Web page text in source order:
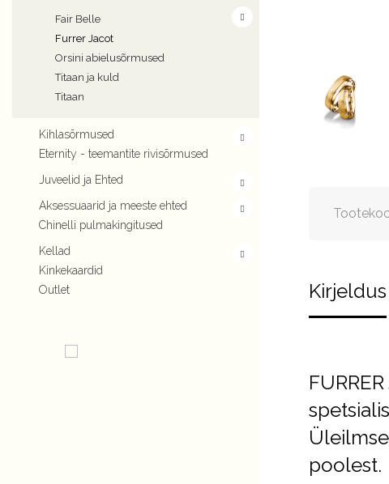
Fair Belle
Furrer Jacot
Orsini abielusõrmused
Titaan ja kuld
Titaan
Kihlasõrmused
Eternity - teemantite rivisõrmused
Juveelid ja Ehted
Aksessuaarid ja meeste ehted
Chinelli pulmakingitused
Kellad
Kinkekaardid
Outlet
Kirjeldus
poolest.